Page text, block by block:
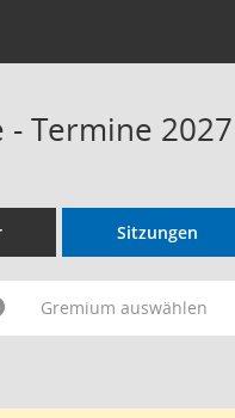
- Termine 2027
Sitzungen
Gremium auswählen